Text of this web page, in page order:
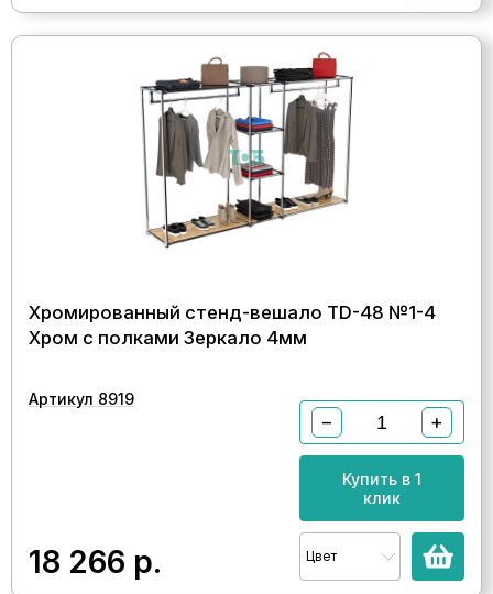
Хромированный стенд-вешало TD-48 №1-4
Хром с полками Зеркало 4мм
Артикул 8919
18 266 р.
− +
Купить в 1
клик
Цвет